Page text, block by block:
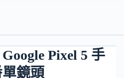
Pixel 5 手
鏡頭